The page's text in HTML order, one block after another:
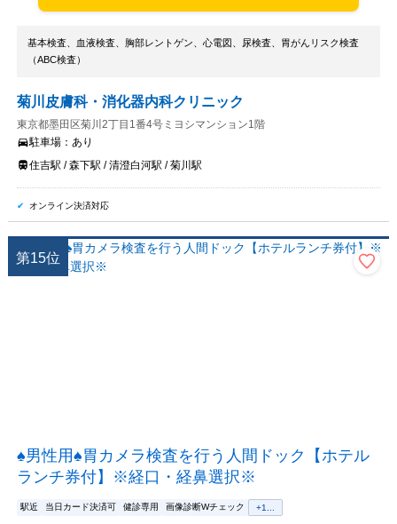
基本検査、血液検査、胸部レントゲン、心電図、尿検査、胃がんリスク検査
（ABC検査）
菊川皮膚科・消化器内科クリニック
東京都墨田区菊川2丁目1番4号ミヨシマンション1階
駐車場： あり
住吉駅 / 森下駅 / 清澄白河駅 / 菊川駅
オンライン決済対応
第15位
♠男性用♠胃カメラ検査を行う人間ドック【ホテル
ランチ券付】※経口・経鼻選択※
駅近 当日カード決済可 健診専用 画像診断Wチェック +1...